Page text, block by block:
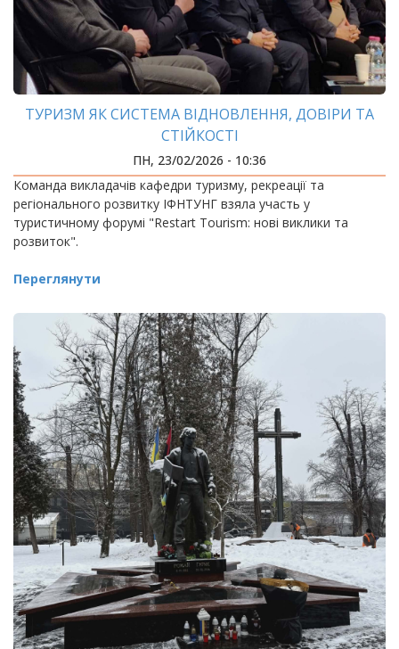
ТУРИЗМ ЯК СИСТЕМА ВІДНОВЛЕННЯ, ДОВІРИ ТА
СТІЙКОСТІ
ПН, 23/02/2026 - 10:36
Команда викладачів кафедри туризму, рекреації та
регіонального розвитку ІФНТУНГ взяла участь у
туристичному форумі "Restart Tourism: нові виклики та
розвиток".
Переглянути